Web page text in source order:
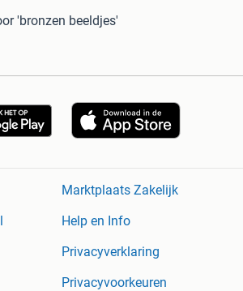
'bronzen beeldjes'
Marktplaats Zakelijk
Help en Info
Privacyverklaring
Privacyvoorkeuren